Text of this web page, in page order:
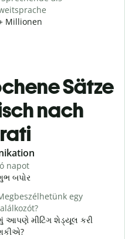
Millionen
Sätze
nach
napot
બપોર
egy
આપણે મીટિંગ શેડ્યૂલ કરી